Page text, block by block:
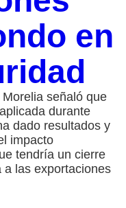
en
señaló que
durante
dado resultados y
impacto
tendría un cierre
a las exportaciones